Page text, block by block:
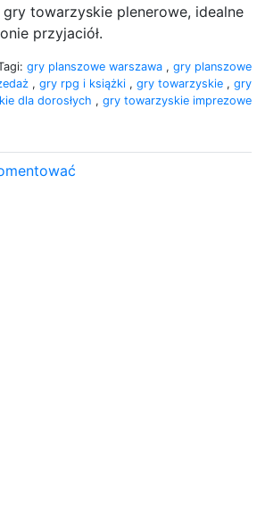
towarzyskie plenerowe, idealne
przyjaciół.
gry planszowe warszawa , gry planszowe
, gry rpg i książki , gry towarzyskie , gry
dla dorosłych , gry towarzyskie imprezowe